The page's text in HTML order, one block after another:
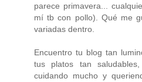
parece primavera...
mí tb con pollo). Qué me
variadas dentro.
Encuentro tu blog tan
tus platos tan
cuidando mucho y